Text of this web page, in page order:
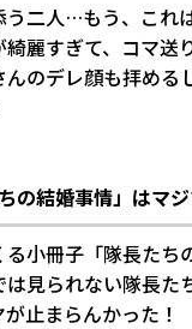
う二人…もう、これ
麗すぎて、コマ送
んのデレ顔も拝める
の結婚事情」はマジ
小冊子「隊長たち
見られない隊長た
止まらんかった！